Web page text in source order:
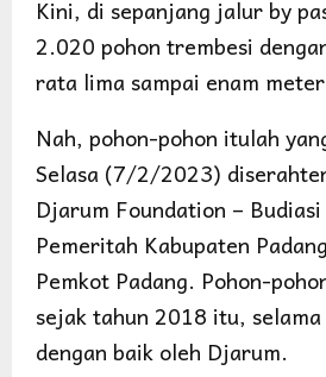
Kini, di sepanjang jalur by
2.020 pohon trembesi
rata lima sampai enam
Nah, pohon-pohon itulah
Selasa (7/2/2023)
Djarum Foundation –
Pemeritah Kabupaten
Pemkot Padang. Pohon-
sejak tahun 2018 itu,
dengan baik oleh Djarum.